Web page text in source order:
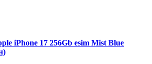
iPhone 17 256Gb esim Mist Blue